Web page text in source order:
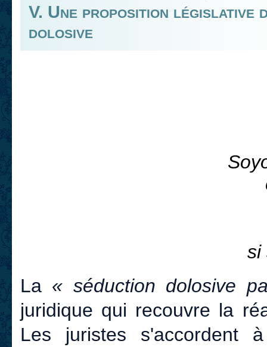
V. Une proposition législative
dolosive
si
La « séduction dolosive
juridique qui recouvre la
Les juristes s'accordent